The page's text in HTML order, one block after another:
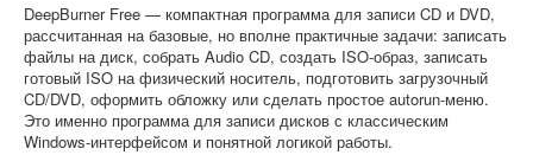
DeepBurner Free — компактная программа для записи CD и DVD,
рассчитанная на базовые, но вполне практичные задачи: записать
файлы на диск, собрать Audio CD, создать ISO-образ, записать
готовый ISO на физический носитель, подготовить загрузочный
CD/DVD, оформить обложку или сделать простое autorun-меню.
Это именно программа для записи дисков с классическим
Windows-интерфейсом и понятной логикой работы.